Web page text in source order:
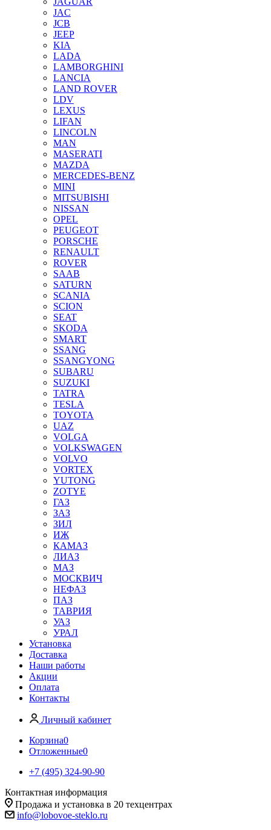
JAС
JCB
JEEP
KIA
LADA
LAMBORGHINI
LANCIA
LAND ROVER
LDV
LEXUS
LIFAN
LINCOLN
MAN
MASERATI
MAZDA
MERCEDES-BENZ
MINI
MITSUBISHI
NISSAN
OPEL
PEUGEOT
PORSCHE
RENAULT
ROVER
SAAB
SATURN
SCANIA
SCION
SEAT
SKODA
SMART
SSANG
SSANGYONG
SUBARU
SUZUKI
TATRA
TESLA
TOYOTA
UAZ
VOLGA
VOLKSWAGEN
VOLVO
VORTEX
YUTONG
ZOTYE
ГАЗ
ЗАЗ
ЗИЛ
ИЖ
КАМАЗ
ЛИАЗ
МАЗ
МОСКВИЧ
НЕФАЗ
ПАЗ
ТАВРИЯ
УАЗ
УРАЛ
Установка
Доставка
Наши работы
Акции
Оплата
Контакты
Личный кабинет
Корзина0
Отложенные0
+7 (495) 324-90-90
Контактная информация
Продажа и установка в 20 техцентрах
info@lobovoe-steklo.ru